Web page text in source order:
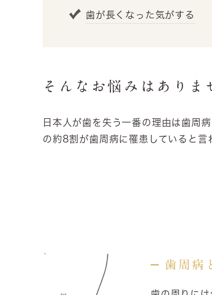
歯が長くなった気がする
そんなお悩みはありま
日本人が歯を失う一番の理由は歯周
の約8割が歯周病に罹患していると言
歯周病